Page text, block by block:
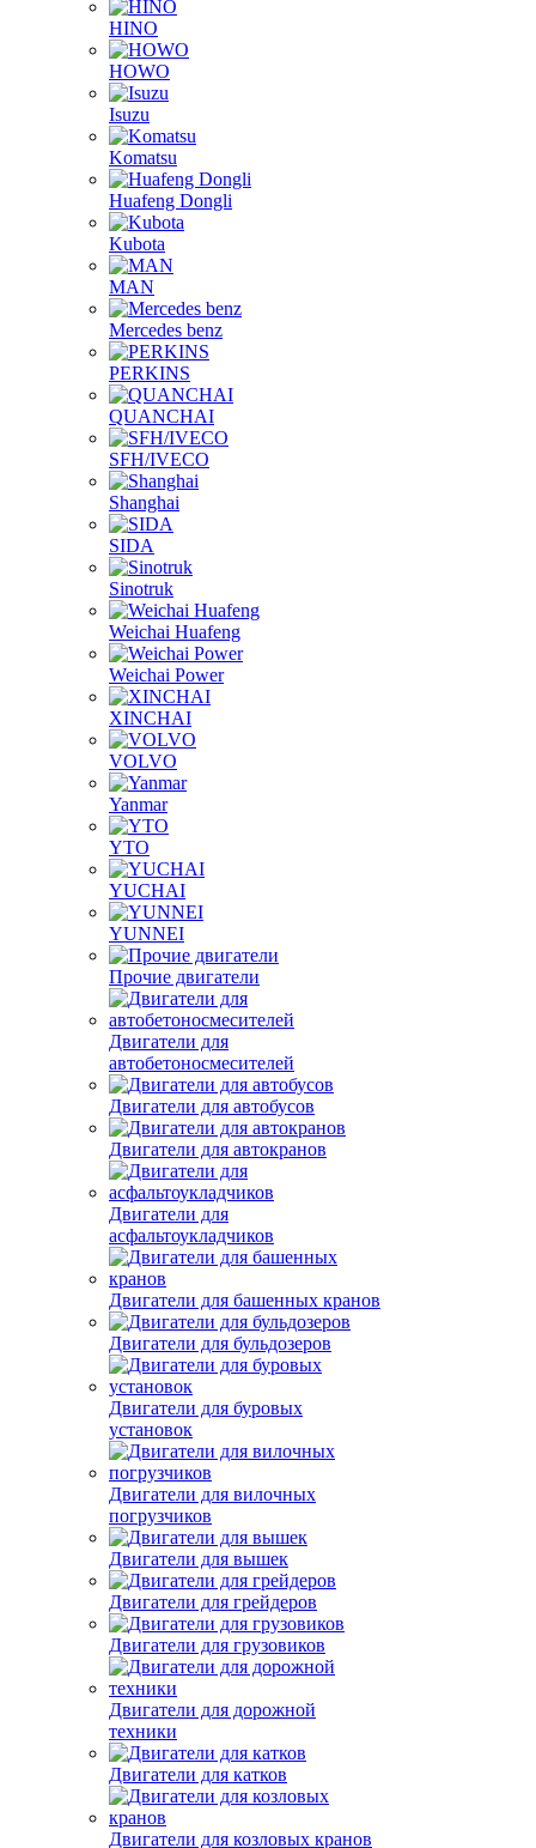
HINO
HOWO
Isuzu
Komatsu
Huafeng Dongli
Kubota
MAN
Mercedes benz
PERKINS
QUANCHAI
SFH/IVECO
Shanghai
SIDA
Sinotruk
Weichai Huafeng
Weichai Power
XINCHAI
VOLVO
Yanmar
YTO
YUCHAI
YUNNEI
Прочие двигатели
Двигатели для
автобетоносмесителей
Двигатели для автобусов
Двигатели для автокранов
Двигатели для
асфальтоукладчиков
Двигатели для башенных кранов
Двигатели для бульдозеров
Двигатели для буровых
установок
Двигатели для вилочных
погрузчиков
Двигатели для вышек
Двигатели для грейдеров
Двигатели для грузовиков
Двигатели для дорожной
техники
Двигатели для катков
Двигатели для козловых кранов